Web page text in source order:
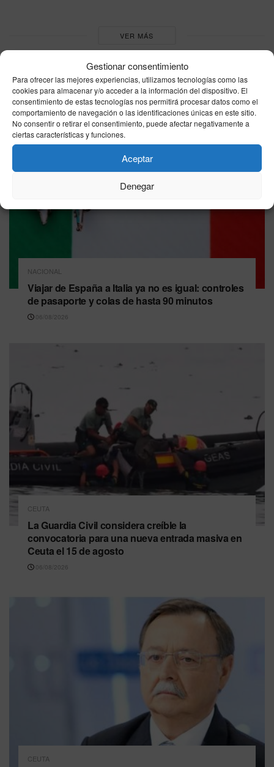
Gestionar consentimiento
Para ofrecer las mejores experiencias, utilizamos tecnologías como las
cookies para almacenar y/o acceder a la información del dispositivo. El
consentimiento de estas tecnologías nos permitirá procesar datos como el
comportamiento de navegación o las identificaciones únicas en este sitio.
No consentir o retirar el consentimiento, puede afectar negativamente a
ciertas características y funciones.
Aceptar
Denegar
VER MÁS
Última hora
NACIONAL
Viajar de España a Italia ya no es igual: controles
de pasaporte y colas de hasta 90 minutos
06/08/2026
CEUTA
La Guardia Civil considera creíble la
convocatoria para una nueva entrada masiva en
Ceuta el 15 de agosto
06/08/2026
CEUTA